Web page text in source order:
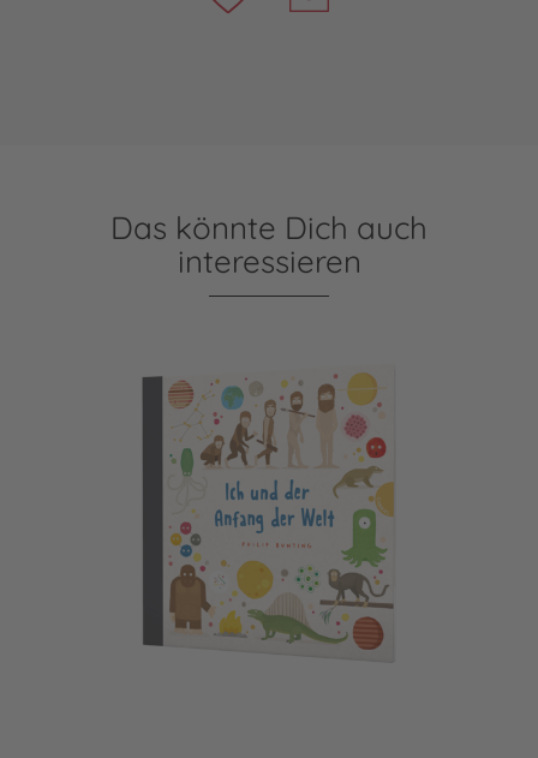
Das könnte Dich auch
interessieren
Ich und der Anfang der Welt